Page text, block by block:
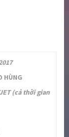
HÙNG
(cả thời gian